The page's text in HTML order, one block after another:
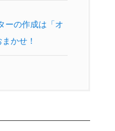
ーの作成は「オ
かせ！